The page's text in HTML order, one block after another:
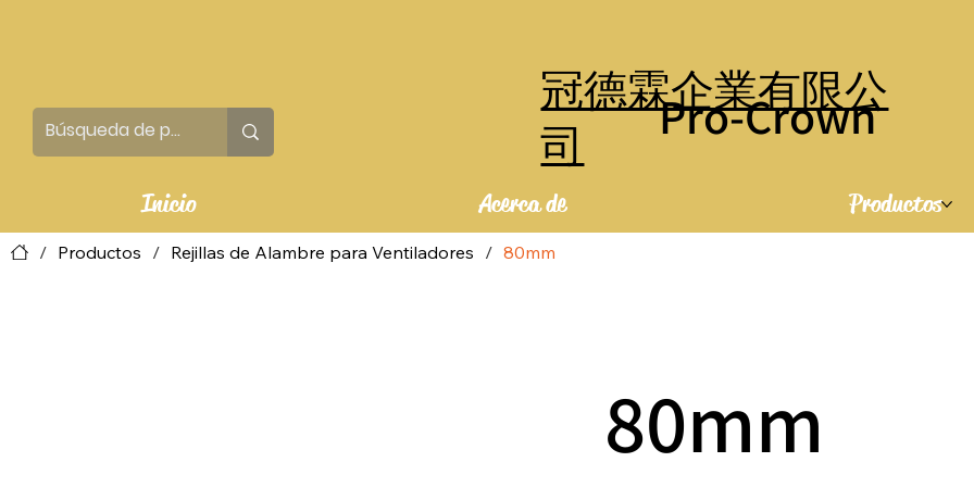
冠德霖企業有限公
司
Pro-Crown
Inicio Acerca de Productos
/ Productos / Rejillas de Alambre para Ventiladores / 80mm
80mm